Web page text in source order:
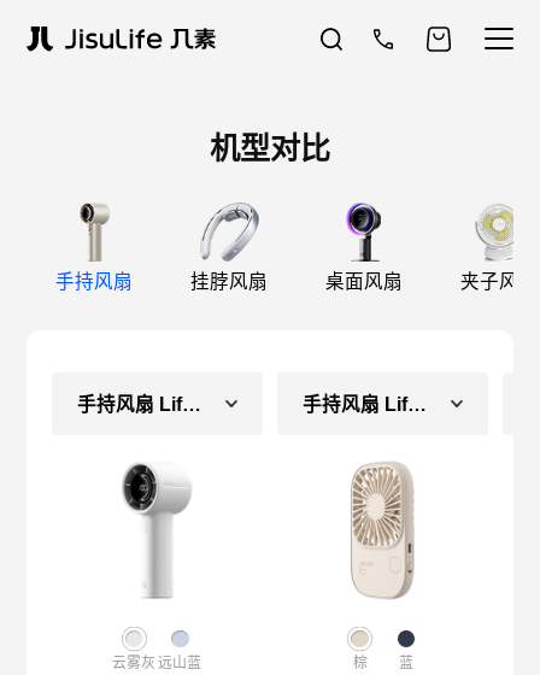
机型对比
手持风扇 挂脖风扇 桌面风扇 夹子风扇
手持风扇 Life10S
云雾灰 远山蓝
手持风扇 Life2
棕 蓝